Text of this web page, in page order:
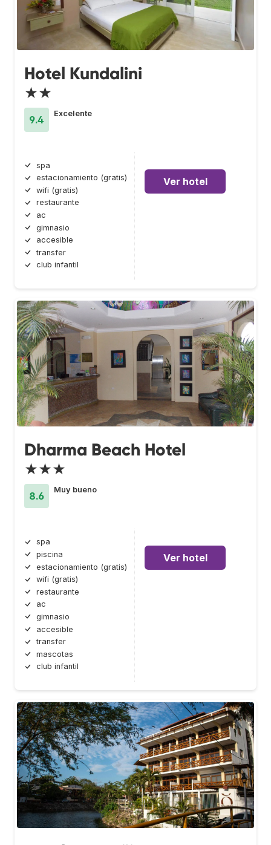
Hotel Kundalini
★★
9.4
Excelente
spa
estacionamiento (gratis)
wifi (gratis)
restaurante
ac
gimnasio
accesible
transfer
club infantil
Ver hotel
Dharma Beach Hotel
★★★
8.6
Muy bueno
spa
piscina
estacionamiento (gratis)
wifi (gratis)
restaurante
ac
gimnasio
accesible
transfer
mascotas
club infantil
Ver hotel